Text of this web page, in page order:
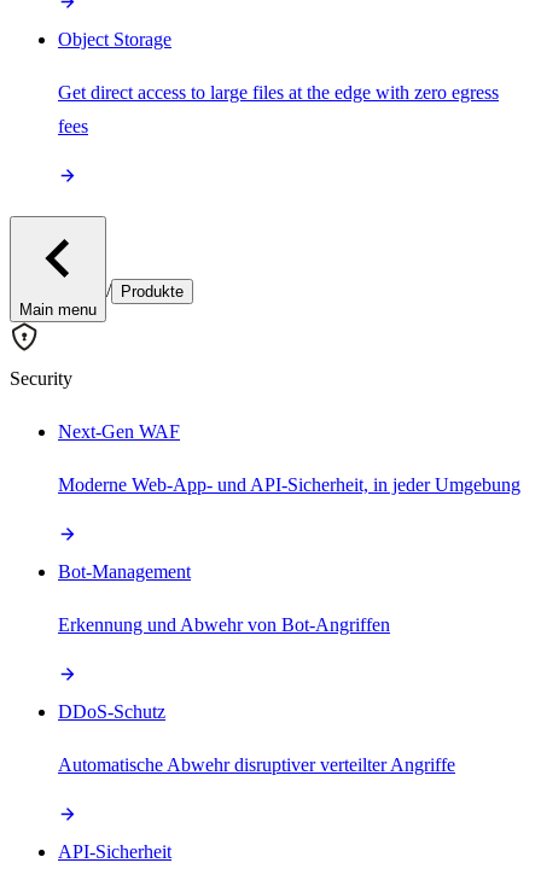
Object Storage
Get direct access to large files at the edge with zero egress
fees
Main menu
/ Produkte
Security
Next-Gen WAF
Moderne Web-App- und API-Sicherheit, in jeder Umgebung
Bot-Management
Erkennung und Abwehr von Bot-Angriffen
DDoS-Schutz
Automatische Abwehr disruptiver verteilter Angriffe
API-Sicherheit